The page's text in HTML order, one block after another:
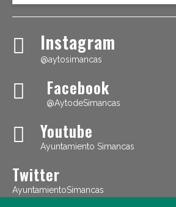
Instagram
@aytosimancas
Facebook
@AytodeSimancas
Youtube
Ayuntamiento Simancas
Twitter
AyuntamientoSimancas